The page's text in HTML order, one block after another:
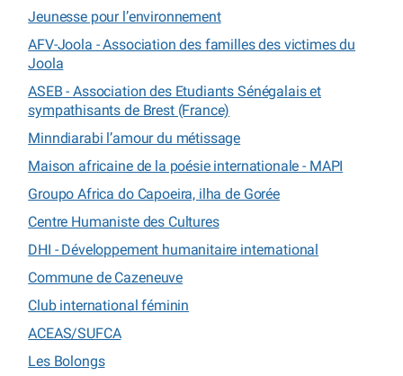
Jeunesse pour l’environnement
AFV-Joola - Association des familles des victimes du
Joola
ASEB - Association des Etudiants Sénégalais et
sympathisants de Brest (France)
Minndiarabi l’amour du métissage
Maison africaine de la poésie internationale - MAPI
Groupo Africa do Capoeira, ilha de Gorée
Centre Humaniste des Cultures
DHI - Développement humanitaire international
Commune de Cazeneuve
Club international féminin
ACEAS/SUFCA
Les Bolongs